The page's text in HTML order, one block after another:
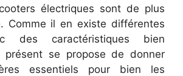
électriques sont de plus
Comme il en existe différentes
des caractéristiques bien
présent se propose de donner
essentiels pour bien les